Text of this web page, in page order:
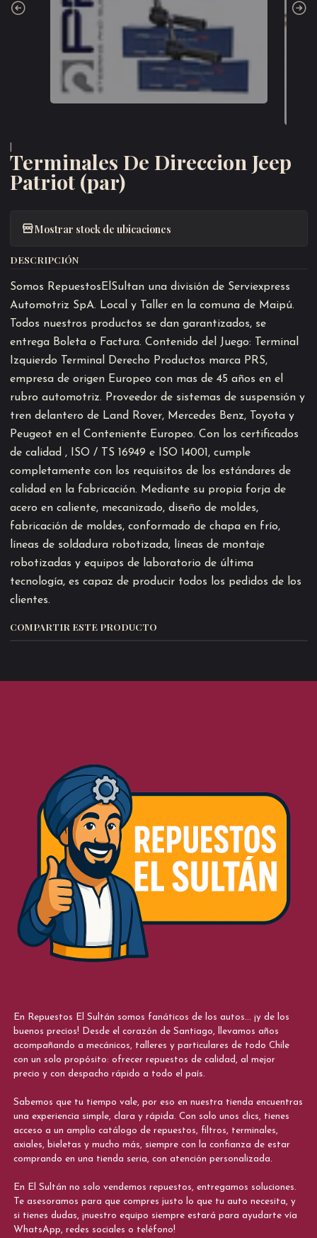
Terminales De Direccion Jeep
Patriot (par)
Mostrar stock de ubicaciones
DESCRIPCIÓN
Somos RepuestosElSultan una división de Serviexpress
Automotriz SpA. Local y Taller en la comuna de Maipú.
Todos nuestros productos se dan garantizados, se
entrega Boleta o Factura. Contenido del Juego: Terminal
Izquierdo Terminal Derecho Productos marca PRS,
empresa de origen Europeo con mas de 45 años en el
rubro automotriz. Proveedor de sistemas de suspensión y
tren delantero de Land Rover, Mercedes Benz, Toyota y
Peugeot en el Conteniente Europeo. Con los certificados
de calidad , ISO / TS 16949 e ISO 14001, cumple
completamente con los requisitos de los estándares de
calidad en la fabricación. Mediante su propia forja de
acero en caliente, mecanizado, diseño de moldes,
fabricación de moldes, conformado de chapa en frío,
líneas de soldadura robotizada, líneas de montaje
robotizadas y equipos de laboratorio de última
tecnología, es capaz de producir todos los pedidos de los
clientes.
COMPARTIR ESTE PRODUCTO
En Repuestos El Sultán somos fanáticos de los autos... ¡y de los
buenos precios! Desde el corazón de Santiago, llevamos años
acompañando a mecánicos, talleres y particulares de todo Chile
con un solo propósito: ofrecer repuestos de calidad, al mejor
precio y con despacho rápido a todo el país.
Sabemos que tu tiempo vale, por eso en nuestra tienda encuentras
una experiencia simple, clara y rápida. Con solo unos clics, tienes
acceso a un amplio catálogo de repuestos, filtros, terminales,
axiales, bieletas y mucho más, siempre con la confianza de estar
comprando en una tienda seria, con atención personalizada.
En El Sultán no solo vendemos repuestos, entregamos soluciones.
Te asesoramos para que compres justo lo que tu auto necesita, y
si tienes dudas, ¡nuestro equipo siempre estará para ayudarte vía
WhatsApp, redes sociales o teléfono!